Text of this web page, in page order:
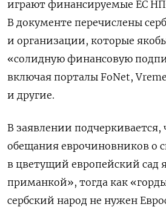
играют финансируемые ЕС
В документе перечислены
и организации, которые
«солидную финансовую
включая порталы FoNet,
и другие.
В заявлении
обещания еврочиновников о
в цветущий европейский сад
приманкой», тогда как
сербский народ не нужен